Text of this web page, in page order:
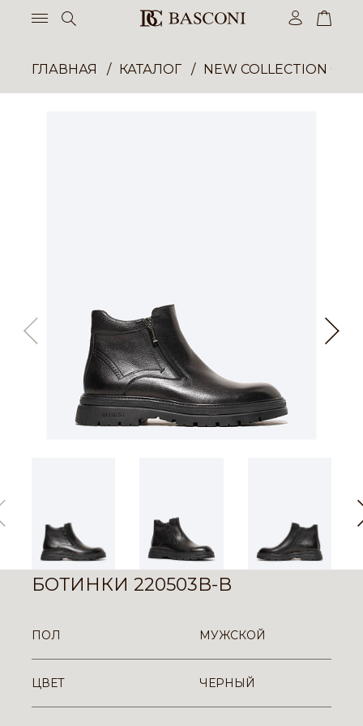
ГЛАВНАЯ КАТАЛОГ NEW COLLECTION
БОТИНКИ 220503B-B
ПОЛ МУЖСКОЙ
ЦВЕТ ЧЕРНЫЙ